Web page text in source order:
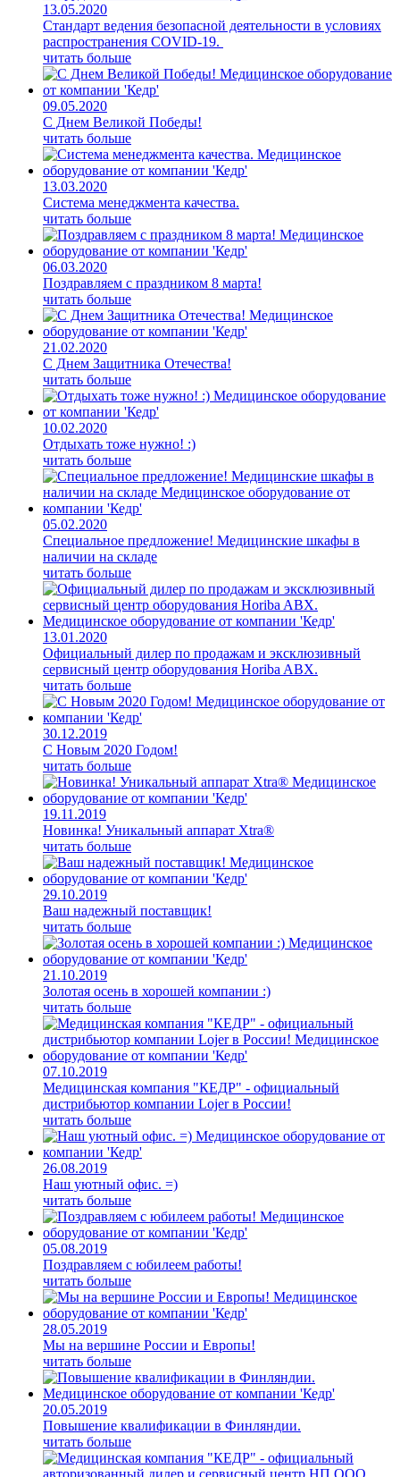
13.05.2020
Стандарт ведения безопасной деятельности в условиях
распространения COVID-19.
читать больше
09.05.2020
С Днем Великой Победы!
читать больше
13.03.2020
Система менеджмента качества.
читать больше
06.03.2020
Поздравляем с праздником 8 марта!
читать больше
21.02.2020
С Днем Защитника Отечества!
читать больше
10.02.2020
Отдыхать тоже нужно! :)
читать больше
05.02.2020
Специальное предложение! Медицинские шкафы в
наличии на складе
читать больше
13.01.2020
Официальный дилер по продажам и эксклюзивный
сервисный центр оборудования Horiba ABX.
читать больше
30.12.2019
С Новым 2020 Годом!
читать больше
19.11.2019
Новинка! Уникальный аппарат Xtra®
читать больше
29.10.2019
Ваш надежный поставщик!
читать больше
21.10.2019
Золотая осень в хорошей компании :)
читать больше
07.10.2019
Медицинская компания "КЕДР" - официальный
дистрибьютор компании Lojer в России!
читать больше
26.08.2019
Наш уютный офис. =)
читать больше
05.08.2019
Поздравляем с юбилеем работы!
читать больше
28.05.2019
Мы на вершине России и Европы!
читать больше
20.05.2019
Повышение квалификации в Финляндии.
читать больше